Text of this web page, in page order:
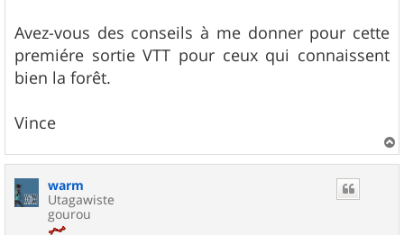
Avez-vous des conseils à me donner pour cette
premiére sortie VTT pour ceux qui connaissent
bien la forêt.
Vince
a
warm
Utagawiste
gourou